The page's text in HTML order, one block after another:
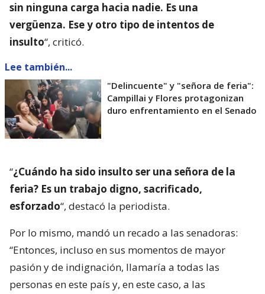
sin ninguna carga hacia nadie. Es una
vergüenza. Ese y otro tipo de intentos de
insulto“, criticó.
Lee también...
"Delincuente" y "señora de feria":
Campillai y Flores protagonizan
duro enfrentamiento en el Senado
“¿Cuándo ha sido insulto ser una señora de la
feria? Es un trabajo digno, sacrificado,
esforzado“, destacó la periodista.
Por lo mismo, mandó un recado a las senadoras:
“Entonces, incluso en sus momentos de mayor
pasión y de indignación, llamaría a todas las
personas en este país y, en este caso, a las